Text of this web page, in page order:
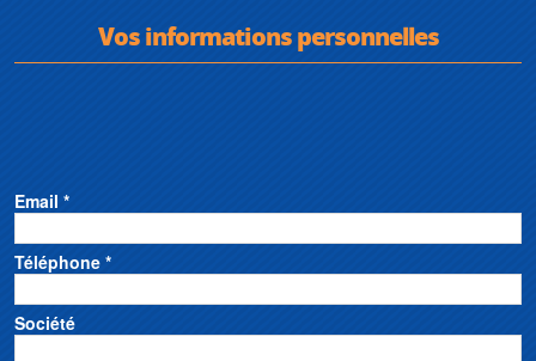
Vos informations personnelles
Email *
Téléphone *
Société